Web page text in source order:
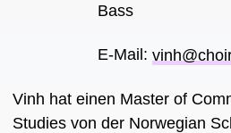
Bass
E-Mail :
Vinh hat einen Master of
Studies von der Norwegian